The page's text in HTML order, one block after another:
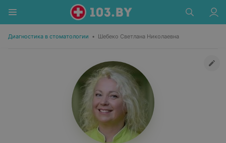
Диагностика в стоматологии • Шебеко Светлана Николаевна